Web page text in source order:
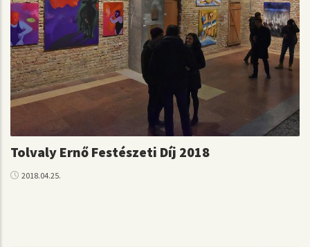
Tolvaly Ernő Festészeti Díj 2018
2018.04.25.